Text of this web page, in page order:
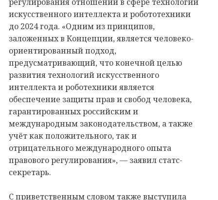
регулирования отношений в сфере технологий
искусственного интеллекта и робототехники
до 2024 года. «Одним из принципов,
заложенных в Концепции, является человеко-
ориентированный подход,
предусматривающий, что конечной целью
развития технологий искусственного
интеллекта и роботехники является
обеспечение защиты прав и свобод человека,
гарантированных российским и
международным законодательством, а также
учёт как положительного, так и
отрицательного международного опыта
правового регулирования», — заявил статс-
секретарь.
С приветственным словом также выступила